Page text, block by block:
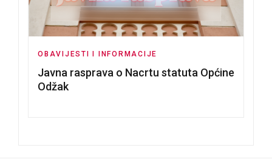
OBAVIJESTI I INFORMACIJE
Javna rasprava o Nacrtu statuta Općine
Odžak